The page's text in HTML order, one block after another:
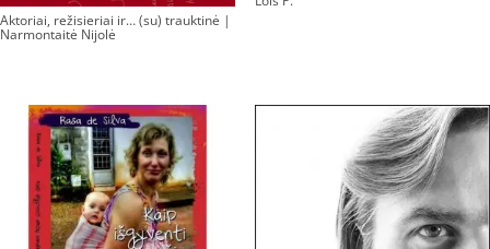
Aktoriai, režisieriai ir… (su) trauktinė |
Narmontaitė Nijolė